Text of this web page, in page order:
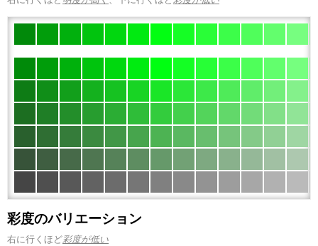
彩度のバリエーション
右に行くほど彩度が低い